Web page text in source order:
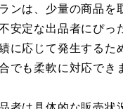
ンは、少量の商品を
安定な出品者にぴっ
に応じて発生するた
でも柔軟に対応でき